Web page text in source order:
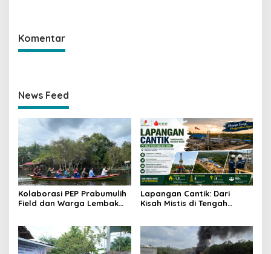
Komentar
News Feed
Kolaborasi PEP Prabumulih
Field dan Warga Lembak
Berkelanjutan
Lapangan Cantik: Dari
Kisah Mistis di Tengah
Indonesia